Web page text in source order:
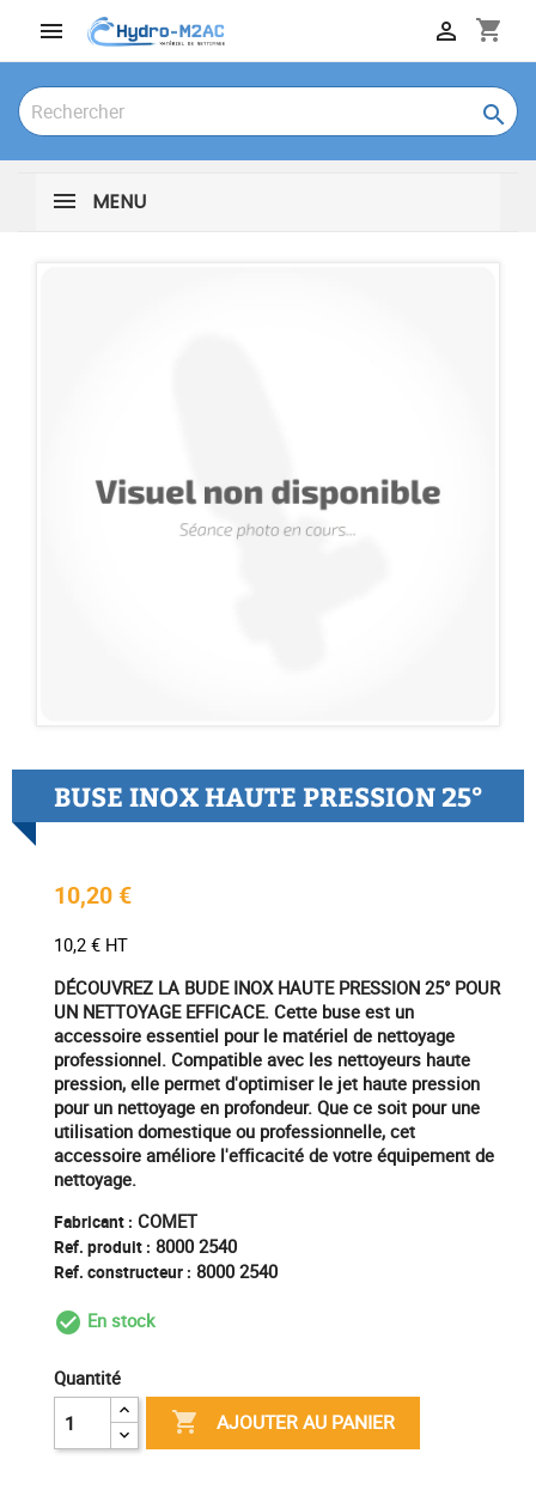
 shopping_cart


MENU
BUSE INOX HAUTE PRESSION 25°
10,20 €
10,2 € HT
DÉCOUVREZ LA BUDE INOX HAUTE PRESSION 25° POUR
UN NETTOYAGE EFFICACE. Cette buse est un
accessoire essentiel pour le matériel de nettoyage
professionnel. Compatible avec les nettoyeurs haute
pression, elle permet d'optimiser le jet haute pression
pour un nettoyage en profondeur. Que ce soit pour une
utilisation domestique ou professionnelle, cet
accessoire améliore l'efficacité de votre équipement de
nettoyage.
Fabricant : COMET
Ref. produit : 8000 2540
Ref. constructeur : 8000 2540
check_circle_outline
En stock
Quantité
 AJOUTER AU PANIER